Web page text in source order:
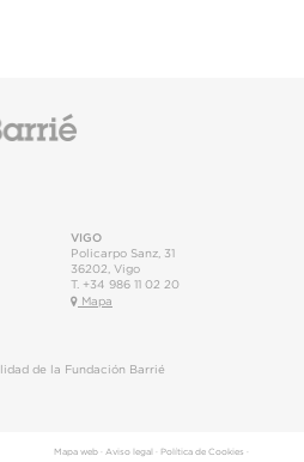
VIGO
Policarpo Sanz, 31
36202 Vigo
T. +34 986 11 02 20
Mapa
de la Fundación Barrié
Mapa web· Aviso legal · Política de Cookies ·